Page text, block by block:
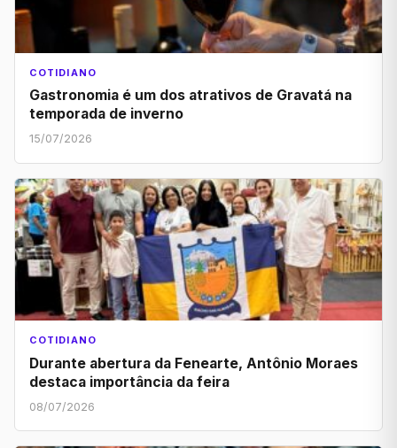
COTIDIANO
Gastronomia é um dos atrativos de Gravatá na
temporada de inverno
15/07/2026
COTIDIANO
Durante abertura da Fenearte, Antônio Moraes
destaca importância da feira
08/07/2026